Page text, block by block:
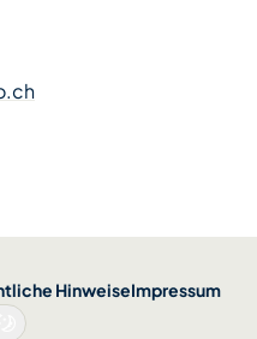
HinweiseImpressum